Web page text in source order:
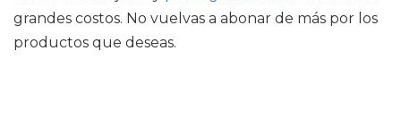
grandes costos. No vuelvas a abonar de más por los
productos que deseas.